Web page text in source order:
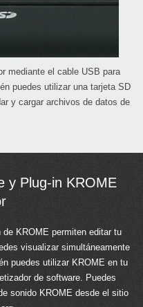
mediante el cable USB para
puedes utilizar una tarjeta SD
y cargar archivos de datos de
y Plug-in KROME
KROME permiten editar tu
visualizar simultáneamente
puedes utilizar KROME en tu
de software. Puedes
sonido KROME desde el sitio